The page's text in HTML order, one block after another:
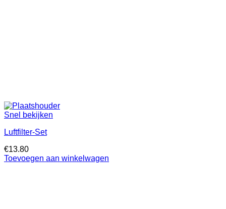
Snel bekijken
Luftfilter-Set
€13.80
Toevoegen aan winkelwagen